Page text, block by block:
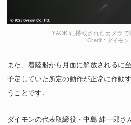
YAOKIに搭載されたカメラで
Credit : ダイモン
また、着陸船から月面に解放されるに
予定していた所定の動作が正常に作動
うことです。
ダイモンの代表取締役・中島 紳一郎さ